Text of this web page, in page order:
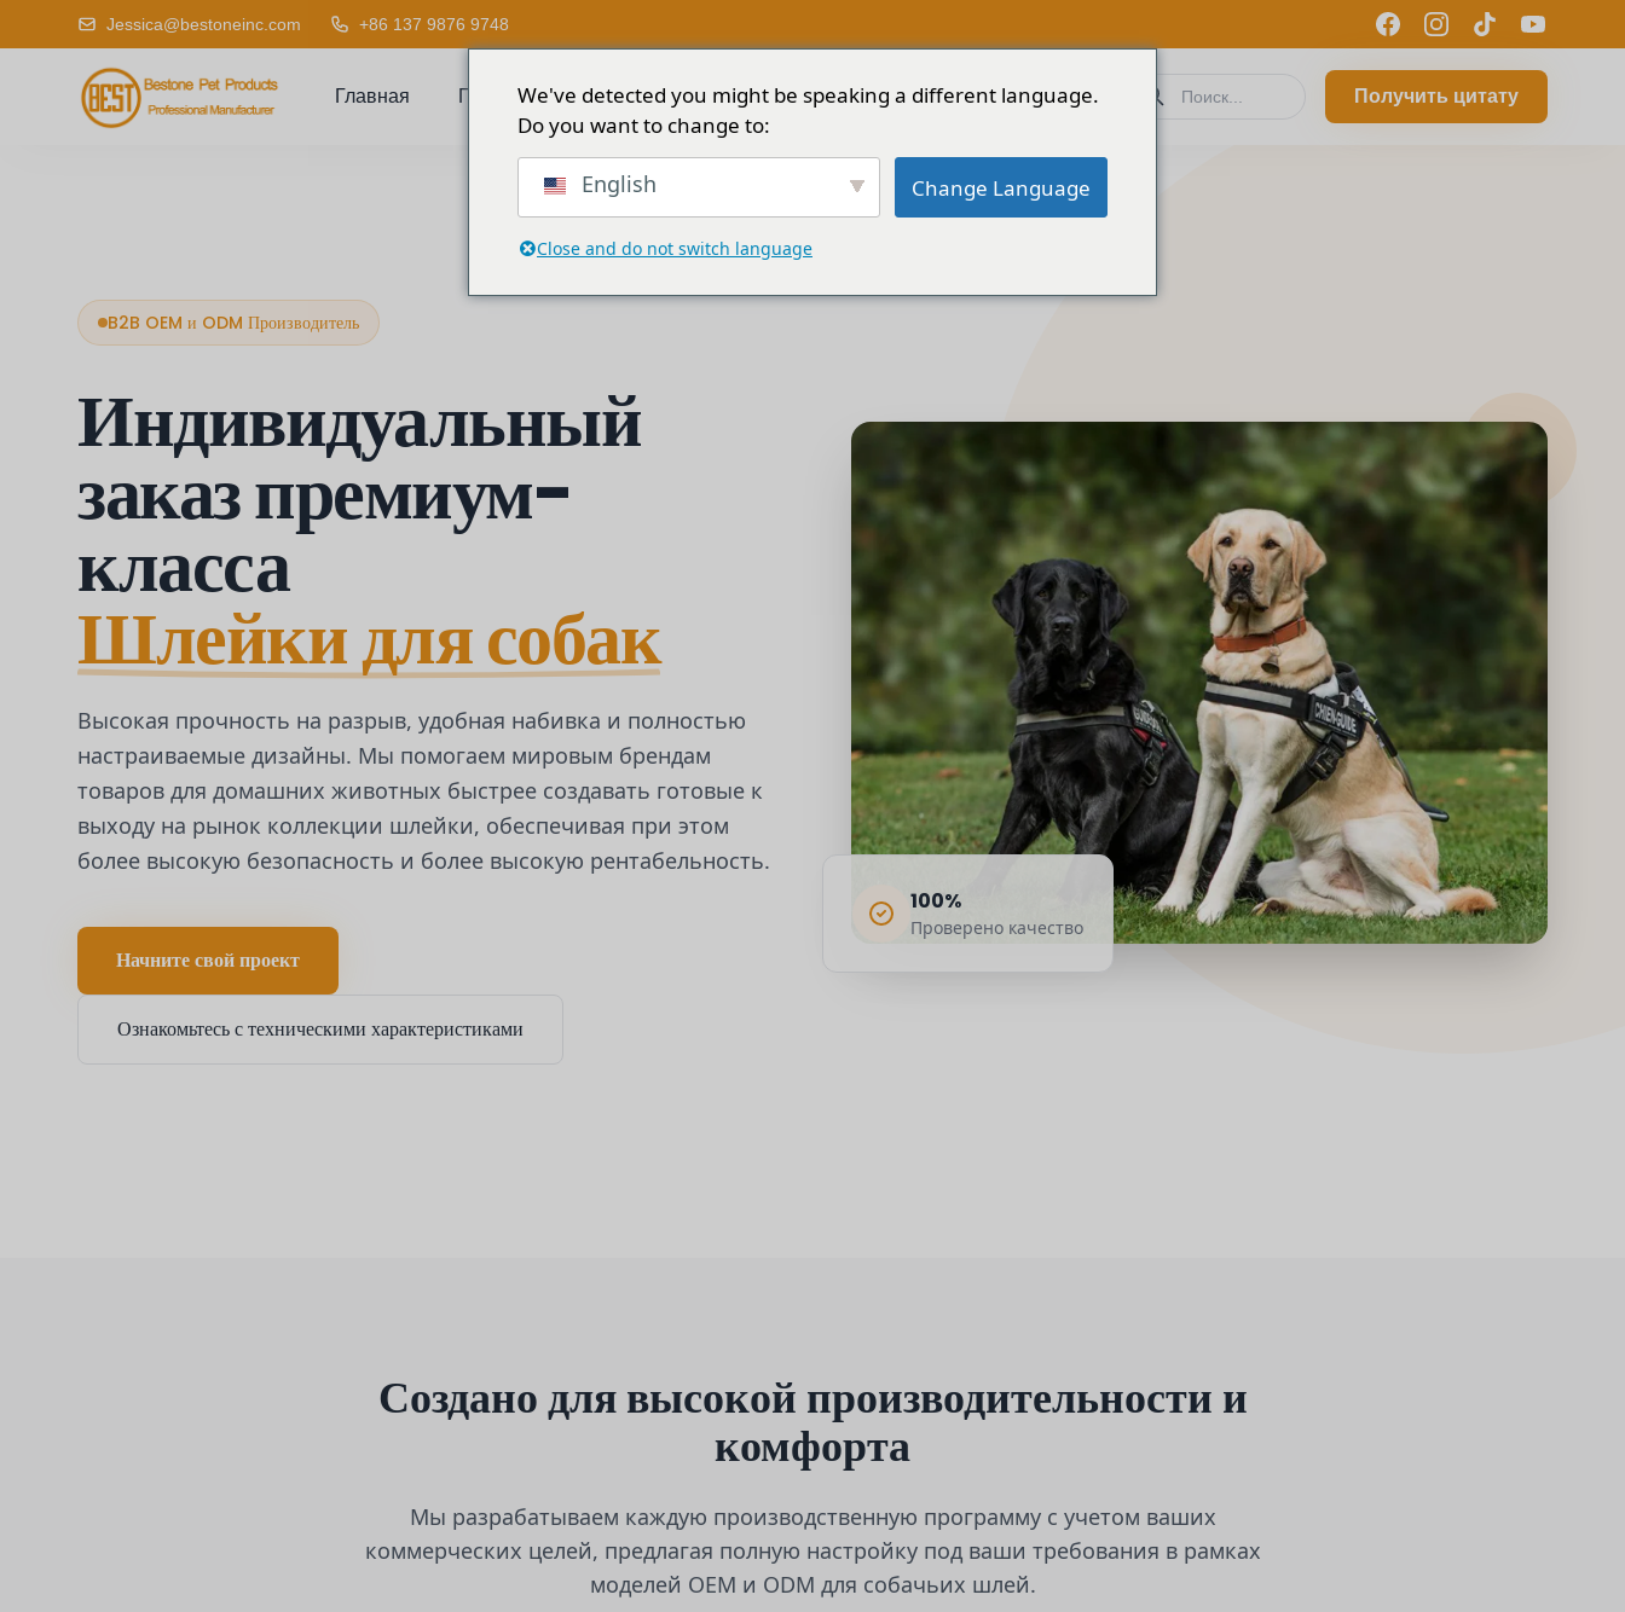
Jessica@bestoneinc.com +86 137 9876 9748
Главная Продукт Решения Услуги Блог О сайте Получить цитату
B2B OEM и ODM Производитель
Индивидуальный
заказ премиум-
класса
Шлейки для собак
Высокая прочность на разрыв, удобная набивка и полностью
настраиваемые дизайны. Мы помогаем мировым брендам
товаров для домашних животных быстрее создавать готовые к
выходу на рынок коллекции шлейки, обеспечивая при этом
более высокую безопасность и более высокую рентабельность.
Начните свой проект
Ознакомьтесь с техническими характеристиками
100%
Проверено качество
Создано для высокой производительности и
комфорта
Мы разрабатываем каждую производственную программу с учетом ваших
коммерческих целей, предлагая полную настройку под ваши требования в рамках
моделей OEM и ODM для собачьих шлей.
We've detected you might be speaking a different language.
Do you want to change to:
English Change Language
Close and do not switch language